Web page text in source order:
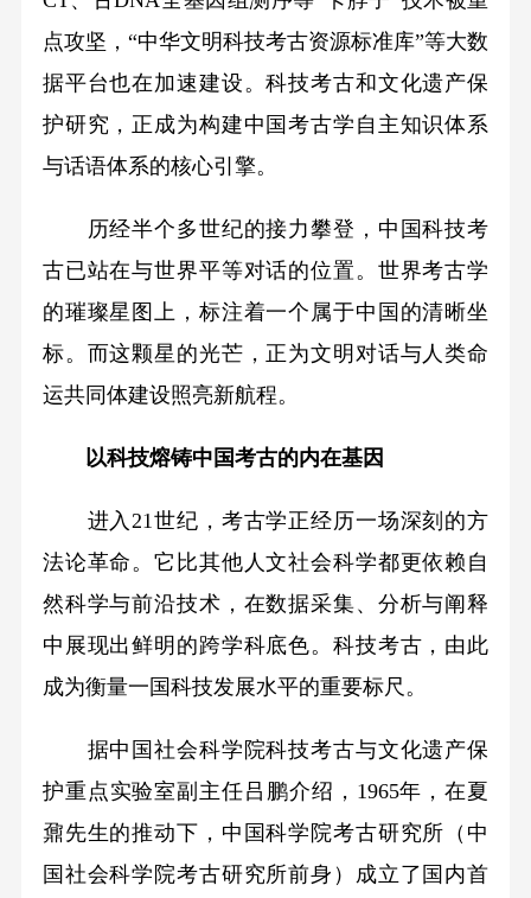
点攻坚，“中华文明科技考古资源标准库”等大数
据平台也在加速建设。科技考古和文化遗产保
护研究，正成为构建中国考古学自主知识体系
与话语体系的核心引擎。
历经半个多世纪的接力攀登，中国科技考
古已站在与世界平等对话的位置。世界考古学
的璀璨星图上，标注着一个属于中国的清晰坐
标。而这颗星的光芒，正为文明对话与人类命
运共同体建设照亮新航程。
以科技熔铸中国考古的内在基因
进入21世纪，考古学正经历一场深刻的方
法论革命。它比其他人文社会科学都更依赖自
然科学与前沿技术，在数据采集、分析与阐释
中展现出鲜明的跨学科底色。科技考古，由此
成为衡量一国科技发展水平的重要标尺。
据中国社会科学院科技考古与文化遗产保
护重点实验室副主任吕鹏介绍，1965年，在夏
鼐先生的推动下，中国科学院考古研究所（中
国社会科学院考古研究所前身）成立了国内首